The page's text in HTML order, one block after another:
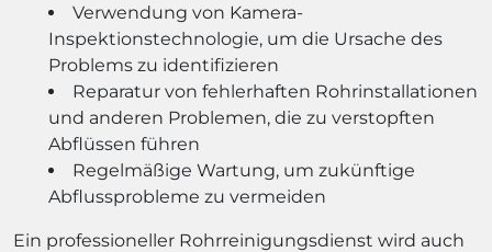
Verwendung von Kamera-
Inspektionstechnologie, um die Ursache des
Problems zu identifizieren
Reparatur von fehlerhaften Rohrinstallationen
und anderen Problemen, die zu verstopften
Abflüssen führen
Regelmäßige Wartung, um zukünftige
Abflussprobleme zu vermeiden
Ein professioneller Rohrreinigungsdienst wird auch